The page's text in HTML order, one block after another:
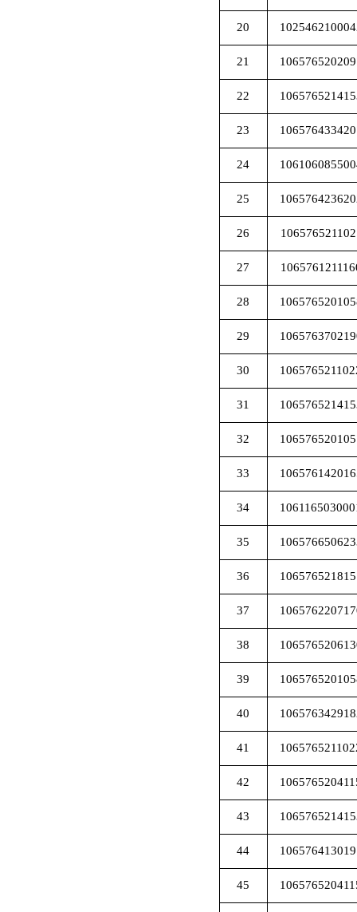
20
21
22
23
24
25
26
27
28
29
30
31
32
33
34
35
36
37
38
39
40
41
42
43
44
45